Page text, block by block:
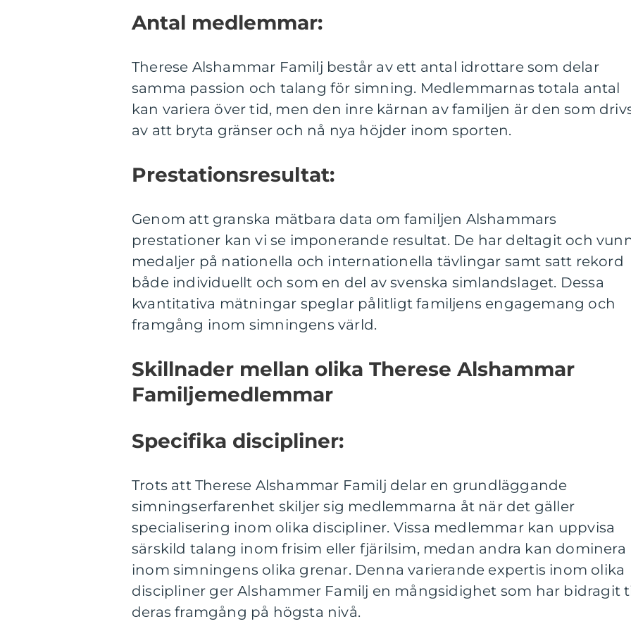
Antal medlemmar:
Therese Alshammar Familj består av ett antal idrottare som delar
samma passion och talang för simning. Medlemmarnas totala antal
kan variera över tid, men den inre kärnan av familjen är den som
av att bryta gränser och nå nya höjder inom sporten.
Prestationsresultat:
Genom att granska mätbara data om familjen Alshammars
prestationer kan vi se imponerande resultat. De har deltagit och
medaljer på nationella och internationella tävlingar samt satt rekord
både individuellt och som en del av svenska simlandslaget. Dessa
kvantitativa mätningar speglar pålitligt familjens engagemang och
framgång inom simningens värld.
Skillnader mellan olika Therese Alshammar
Familjemedlemmar
Specifika discipliner:
Trots att Therese Alshammar Familj delar en grundläggande
simningserfarenhet skiljer sig medlemmarna åt när det gäller
specialisering inom olika discipliner. Vissa medlemmar kan uppvisa
särskild talang inom frisim eller fjärilsim, medan andra kan dominera
inom simningens olika grenar. Denna varierande expertis inom olika
discipliner ger Alshammer Familj en mångsidighet som har bidragit
deras framgång på högsta nivå.